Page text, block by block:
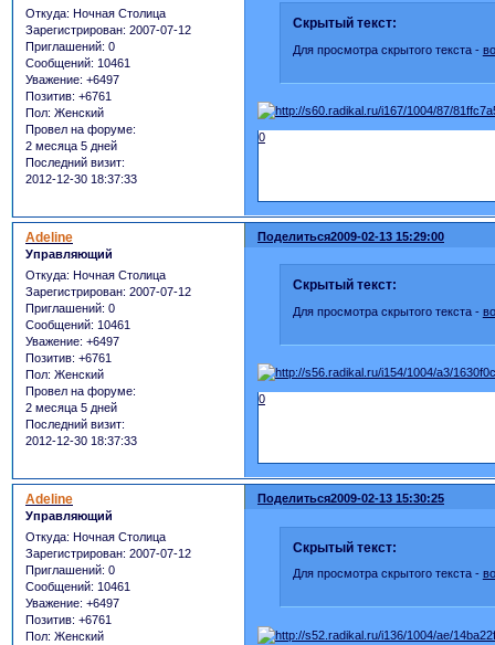
Откуда: Ночная Столица
Зарегистрирован: 2007-07-12
Приглашений: 0
Сообщений: 10461
Уважение: +6497
Позитив: +6761
Пол: Женский
Провел на форуме:
2 месяца 5 дней
Последний визит:
2012-12-30 18:37:33
Скрытый текст:
Для просмотра скрытого текста -
0
Поделиться2009-02-13 15:29:00
Adeline
Управляющий
Откуда: Ночная Столица
Зарегистрирован: 2007-07-12
Приглашений: 0
Сообщений: 10461
Уважение: +6497
Позитив: +6761
Пол: Женский
Провел на форуме:
2 месяца 5 дней
Последний визит:
2012-12-30 18:37:33
Скрытый текст:
Для просмотра скрытого текста -
0
Поделиться2009-02-13 15:30:25
Adeline
Управляющий
Откуда: Ночная Столица
Зарегистрирован: 2007-07-12
Приглашений: 0
Сообщений: 10461
Уважение: +6497
Позитив: +6761
Пол: Женский
Скрытый текст:
Для просмотра скрытого текста -